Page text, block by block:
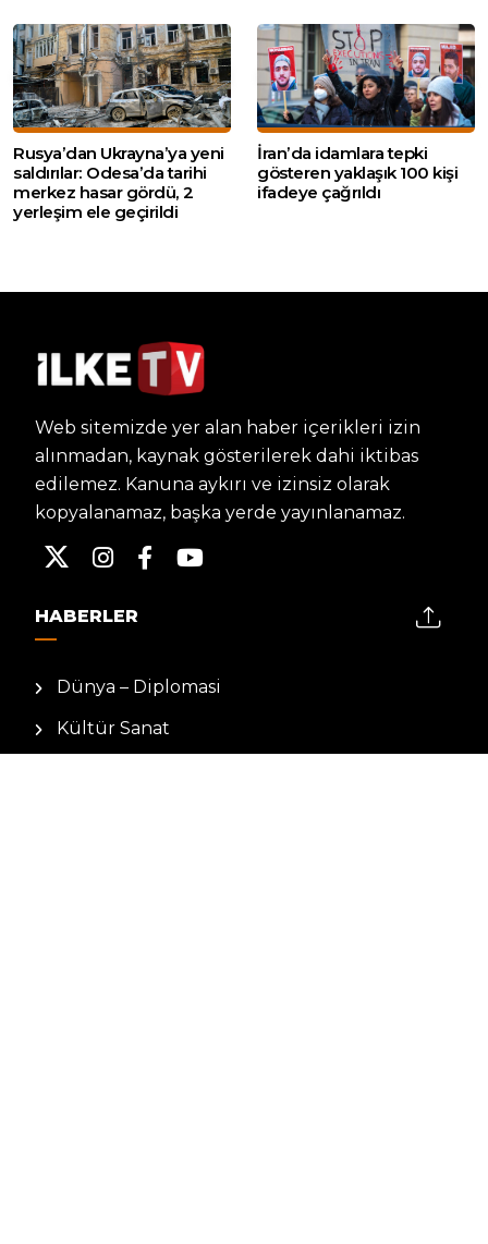
Rusya’dan Ukrayna’ya yeni
saldırılar: Odesa’da tarihi
merkez hasar gördü, 2
yerleşim ele geçirildi
İran’da idamlara tepki
gösteren yaklaşık 100 kişi
ifadeye çağrıldı
Web sitemizde yer alan haber içerikleri izin
alınmadan, kaynak gösterilerek dahi iktibas
edilemez. Kanuna aykırı ve izinsiz olarak
kopyalanamaz, başka yerde yayınlanamaz.
HABERLER
Dünya – Diplomasi
Kültür Sanat